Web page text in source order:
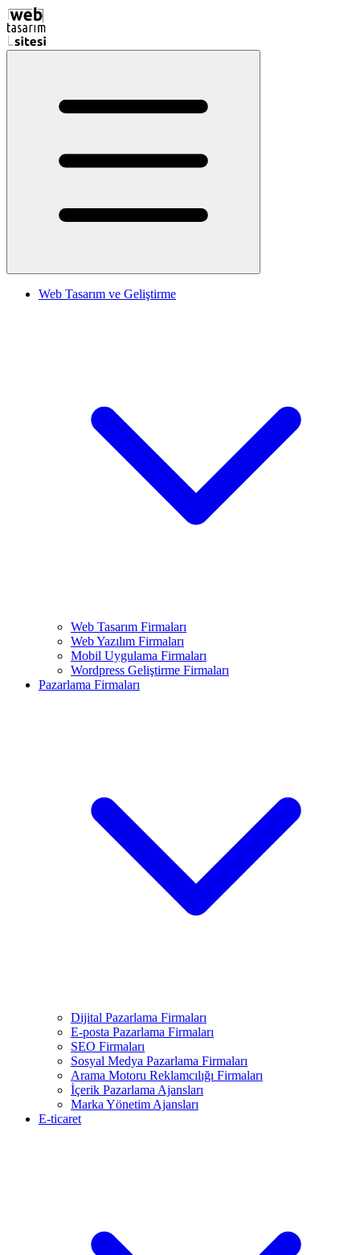
Web Tasarım ve Geliştirme
Web Tasarım Firmaları
Web Yazılım Firmaları
Mobil Uygulama Firmaları
Wordpress Geliştirme Firmaları
Pazarlama Firmaları
Dijital Pazarlama Firmaları
E-posta Pazarlama Firmaları
SEO Firmaları
Sosyal Medya Pazarlama Firmaları
Arama Motoru Reklamcılığı Firmaları
İçerik Pazarlama Ajansları
Marka Yönetim Ajansları
E-ticaret